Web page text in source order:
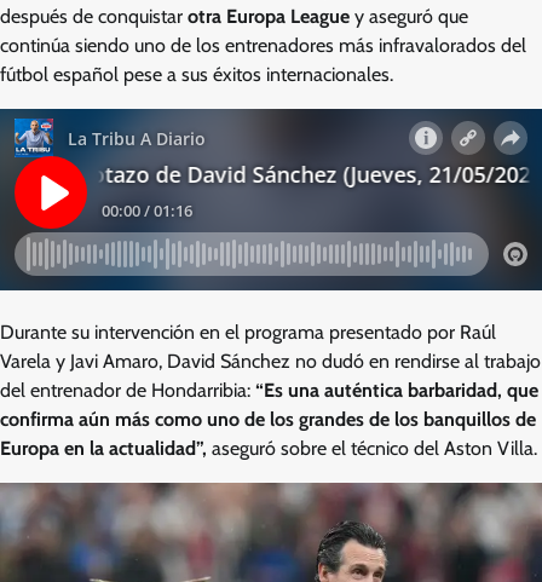
después de conquistar otra Europa League y aseguró que
continúa siendo uno de los entrenadores más infravalorados del
fútbol español pese a sus éxitos internacionales.
Durante su intervención en el programa presentado por Raúl
Varela y Javi Amaro, David Sánchez no dudó en rendirse al trabajo
del entrenador de Hondarribia: “Es una auténtica barbaridad, que
confirma aún más como uno de los grandes de los banquillos de
Europa en la actualidad”, aseguró sobre el técnico del Aston Villa.